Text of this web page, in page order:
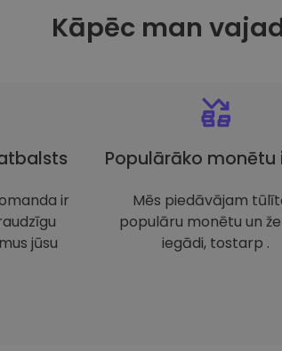
Kāpēc man
ir
jūsu
Populārāko monētu
Mēs piedāvājam
populāru monētu un
iegādi, tostarp .